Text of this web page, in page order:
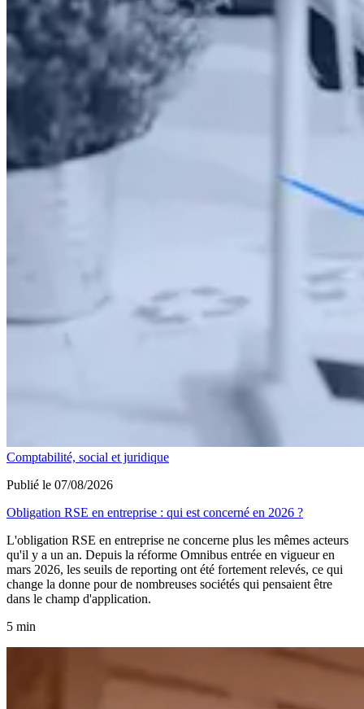
Comptabilité, social et juridique
Publié le 07/08/2026
Obligation RSE en entreprise : qui est concerné en 2026 ?
L'obligation RSE en entreprise ne concerne plus les mêmes acteurs
qu'il y a un an. Depuis la réforme Omnibus entrée en vigueur en
mars 2026, les seuils de reporting ont été fortement relevés, ce qui
change la donne pour de nombreuses sociétés qui pensaient être
dans le champ d'application.
5 min